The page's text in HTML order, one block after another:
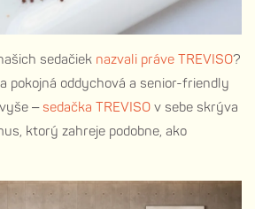
sedačiek nazvali práve TREVISO?
pokojná oddychová a senior-friendly
– sedačka TREVISO v sebe skrýva
ktorý zahreje podobne, ako